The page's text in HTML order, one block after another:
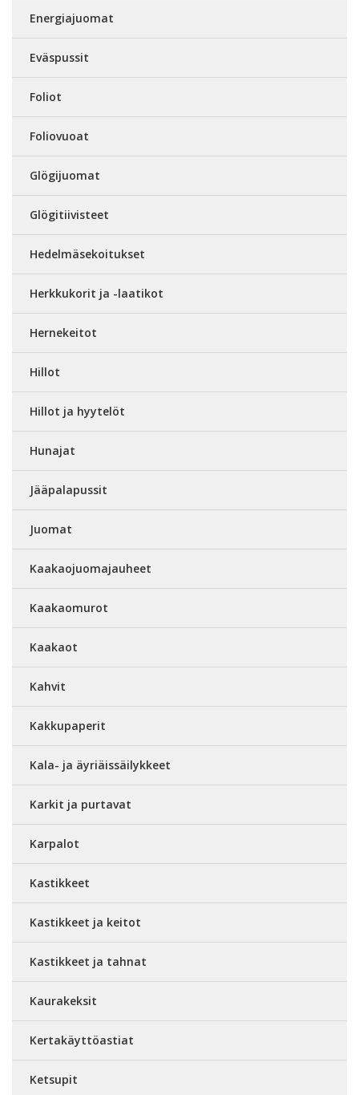
Energiajuomat
Eväspussit
Foliot
Foliovuoat
Glögijuomat
Glögitiivisteet
Hedelmäsekoitukset
Herkkukorit ja -laatikot
Hernekeitot
Hillot
Hillot ja hyytelöt
Hunajat
Jääpalapussit
Juomat
Kaakaojuomajauheet
Kaakaomurot
Kaakaot
Kahvit
Kakkupaperit
Kala- ja äyriäissäilykkeet
Karkit ja purtavat
Karpalot
Kastikkeet
Kastikkeet ja keitot
Kastikkeet ja tahnat
Kaurakeksit
Kertakäyttöastiat
Ketsupit